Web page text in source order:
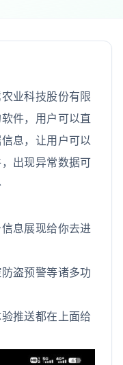
业科技股份有限
件，用户可以直
息，让用户可以
出现异常数据可
息展现给你去进
盗预警等诸多功
推送都在上面给